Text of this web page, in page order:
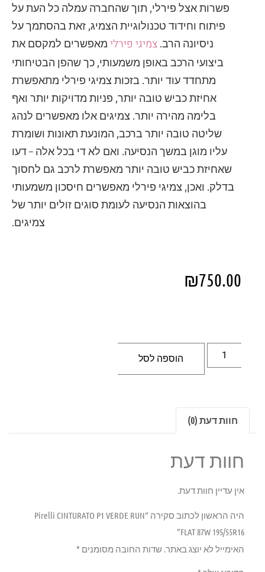
פשרות אצל פירלי, תוך שהחברה עמלה כל העת על
פיתוח וחידוד טכנולוגיית הצמיג, זאת בהסתמך על
ניסיונה הרב. צמיגי פירלימאפשרים למקסם את
ביצועי הרכב באופן משמעותי, כך שהפן הבטיחותי
מתחדד עוד יותר. בזכות צמיגי פירלי מתאפשרת
אחיזת כביש טובה יותר, פניות מדויקות יותר ואף
בלימה מהירה יותר. צמיגים אלו מאפשרים לנהג
שליטה טובה יותר ברכב, המונעת תאונות ושומרת
עליו מוגן במשך הנסיעה. ואם לא די בכל אלה – דעו
שאחיזת כביש טובה יותר מאפשרת לרכב גם לחסוך
בדלק. ואכן, צמיגי פירלי מאפשרים חיסכון משמעותי
בהוצאות הנסיעה לעומת סוגים זולים יותר של
צמיגים.
₪750.00
הוספה לסל
חוות דעת (0)
חוות דעת
אין עדיין חוות דעת.
היה הראשון לכתוב סקירה “Pirelli CINTURATO P1 VERDE RUN
FLAT 87W 195/55R16”
האימייל לא יוצג באתר.שדות החובה מסומנים*